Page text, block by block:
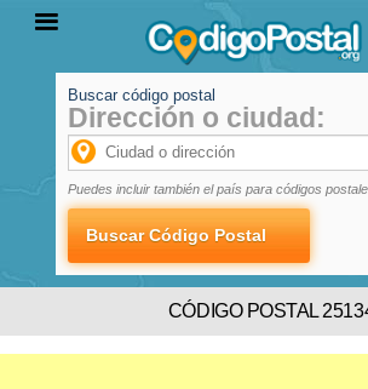
PROVINCIAS
LOCALIDADES
Buscar código postal
Dirección o ciudad:
Puedes incluir también el país para códigos
CÓDIGO POSTAL